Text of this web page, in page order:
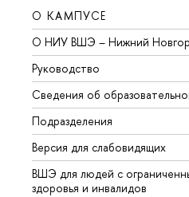
О КАМПУСЕ
О НИУ ВШЭ – Нижний
Руководство
Сведения об
Подразделения
Версия для слабовидящих
ВШЭ для людей с
здоровья и инвалидов